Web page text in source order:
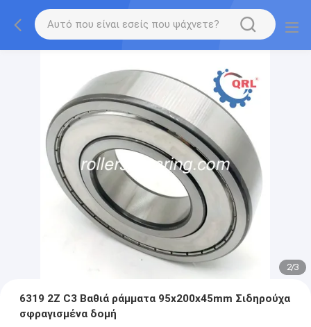
2/3
6319 2Z C3 Βαθιά ράμματα 95x200x45mm Σιδηρούχα
σφραγισμένα δομή